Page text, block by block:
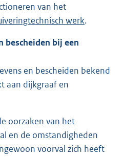
van het
werk.
bescheiden bij een
en bescheiden bekend
aan dijkgraaf en
oorzaken van het
en de omstandigheden
voorval zich heeft